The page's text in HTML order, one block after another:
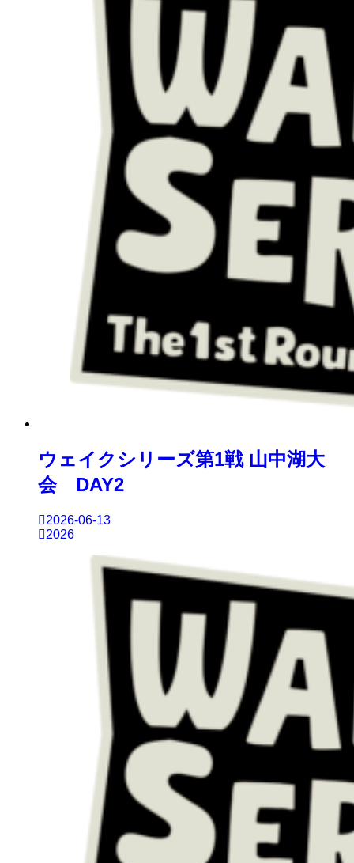
ウェイクシリーズ第1戦 山中湖大
会 DAY2
2026-06-13
2026